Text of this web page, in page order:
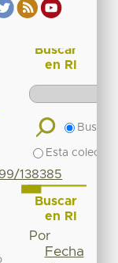
138385
Buscar
en RI
Buscar
Esta
Buscar
en RI
Por
Fecha